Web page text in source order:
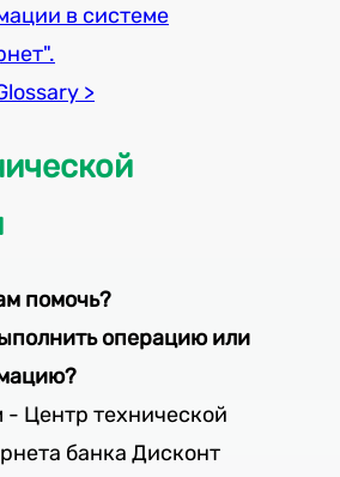
в системе
>
помочь?
операцию или
Центр технической
банка Дисконт